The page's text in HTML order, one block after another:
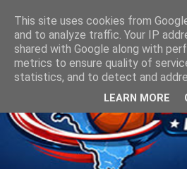
This site uses cookies from
and to analyze traffic. Your IP
shared with Google along with
metrics to ensure quality of
statistics, and to detect and
LEARN MORE